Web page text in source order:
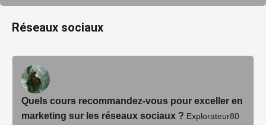
Réseaux sociaux
Quels cours recommandez-vous pour exceller en
marketing sur les réseaux sociaux ? Explorateur80